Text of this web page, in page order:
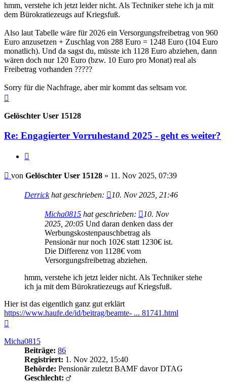
hmm, verstehe ich jetzt leider nicht. Als Techniker stehe ich ja mit
dem Bürokratiezeugs auf Kriegsfuß.
Also laut Tabelle wäre für 2026 ein Versorgungsfreibetrag von 960
Euro anzusetzen + Zuschlag von 288 Euro = 1248 Euro (104 Euro
monatlich). Und da sagst du, müsste ich 1128 Euro abziehen, dann
wären doch nur 120 Euro (bzw. 10 Euro pro Monat) real als
Freibetrag vorhanden ?????
Sorry für die Nachfrage, aber mir kommt das seltsam vor.
Gelöschter User 15128
Re: Engagierter Vorruhestand 2025 - geht es weiter?
Beitrag
von Gelöschter User 15128 » 11. Nov 2025, 07:39
Derrickhat geschrieben: 10. Nov 2025, 21:46
Micha0815 hat geschrieben:
10. Nov
2025, 20:05 Und daran denken dass der
Werbungskostenpauschbetrag als
Pensionär nur noch 102€ statt 1230€ ist.
Die Differenz von 1128€ vom
Versorgungsfreibetrag abziehen.
hmm, verstehe ich jetzt leider nicht. Als Techniker stehe
ich ja mit dem Bürokratiezeugs auf Kriegsfuß.
Hier ist das eigentlich ganz gut erklärt
https://www.haufe.de/id/beitrag/beamte- ... 81741.html
Micha0815
Beiträge: 86
Registriert: 1. Nov 2022, 15:40
Behörde: Pensionär zuletzt BAMF davor DTAG
Geschlecht: